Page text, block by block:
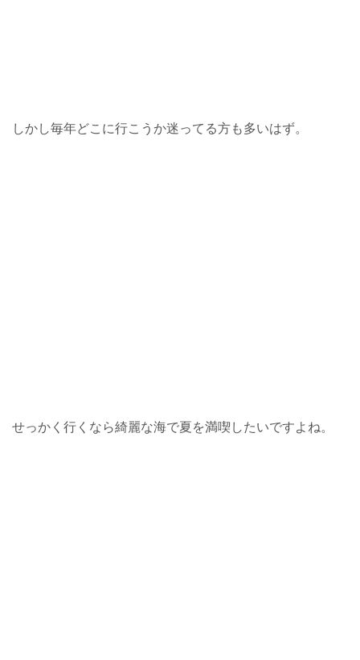
しかし毎年どこに行こうか迷ってる方も多いはず。
せっかく行くなら綺麗な海で夏を満喫したいですよね。